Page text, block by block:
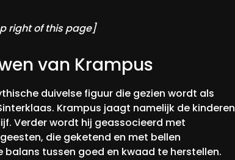
right of this page]
van Krampus
duivelse figuur die gezien wordt als
Krampus jaagt namelijk de kinderen
Verder wordt hij geassocieerd met
die geketend en met bellen
balans tussen goed en kwaad te herstellen.